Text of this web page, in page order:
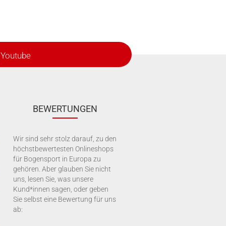
Youtube
BEWERTUNGEN
Wir sind sehr stolz darauf, zu den
höchstbewertesten Onlineshops
für Bogensport in Europa zu
gehören. Aber glauben Sie nicht
uns, lesen Sie, was unsere
Kund*innen sagen, oder geben
Sie selbst eine Bewertung für uns
ab: